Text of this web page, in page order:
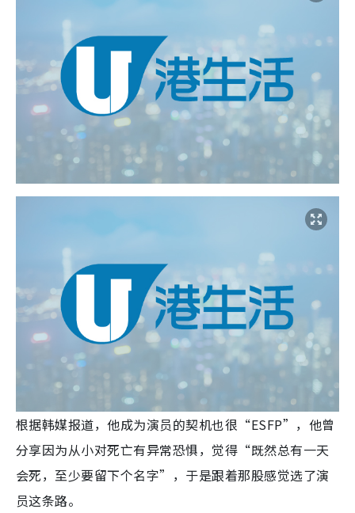
根据韩媒报道，他成为演员的契机也很“ESFP”，他曾
分享因为从小对死亡有异常恐惧，觉得“既然总有一天
会死，至少要留下个名字”，于是跟着那股感觉选了演
员这条路。